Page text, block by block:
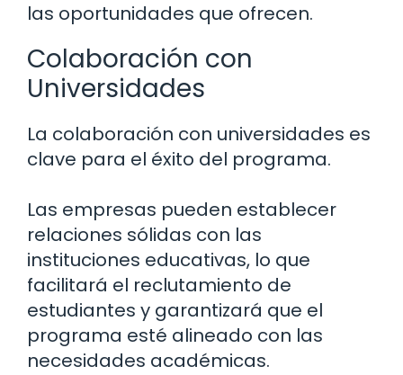
las oportunidades que ofrecen.
Colaboración con
Universidades
La colaboración con universidades es
clave para el éxito del programa.
Las empresas pueden establecer
relaciones sólidas con las
instituciones educativas, lo que
facilitará el reclutamiento de
estudiantes y garantizará que el
programa esté alineado con las
necesidades académicas.